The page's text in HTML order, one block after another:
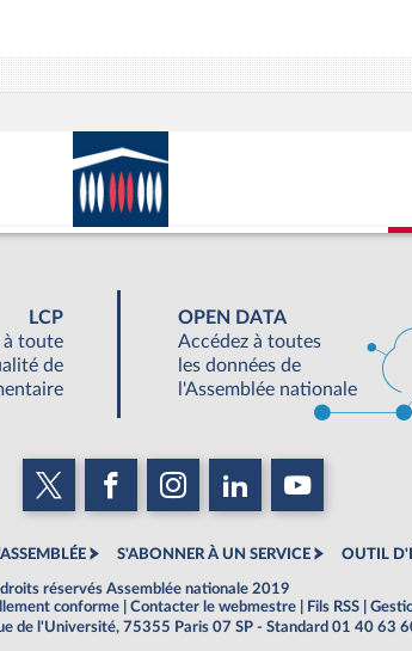
LCP
à toute
de
OPEN DATA
Accédez à toutes
les données de
l'Assemblée nationale
S'ABONNER À UN SERVICE OUTIL
réservés Assemblée nationale 2019
conforme Contacter le webmestre Fils RSS
de l'Université, 75355 Paris 07 SP - Standard 01 40 63